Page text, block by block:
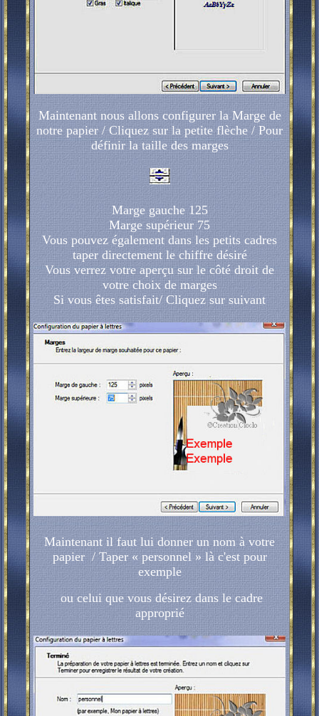
Maintenant nous allons configurer la Marge de
notre papier / Cliquez sur la petite flèche / Pour
définir la taille des marges
Marge gauche 125
Marge supérieur 75
Vous pouvez également dans les petits cadres
taper directement le chiffre désiré
Vous verrez votre aperçu sur le côté droit de
votre choix de marges
Si vous êtes satisfait/ Cliquez sur suivant
Maintenant il faut lui donner un nom à votre
papier / Taper « personnel » là c'est pour
exemple
ou celui que vous désirez dans le cadre
approprié